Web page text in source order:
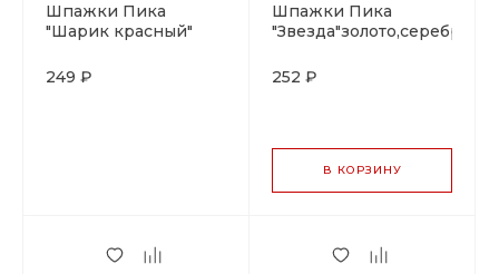
Шпажки Пика
"Шарик красный"
249 ₽
Шпажки Пика
"Звезда"золото,серебро
252 ₽
В КОРЗИНУ